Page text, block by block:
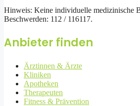
Hinweis: Keine individuelle medizinische
Beschwerden: 112 / 116117.
Anbieter finden
Ärztinnen & Ärzte
Kliniken
Apotheken
Therapeuten
Fitness & Prävention